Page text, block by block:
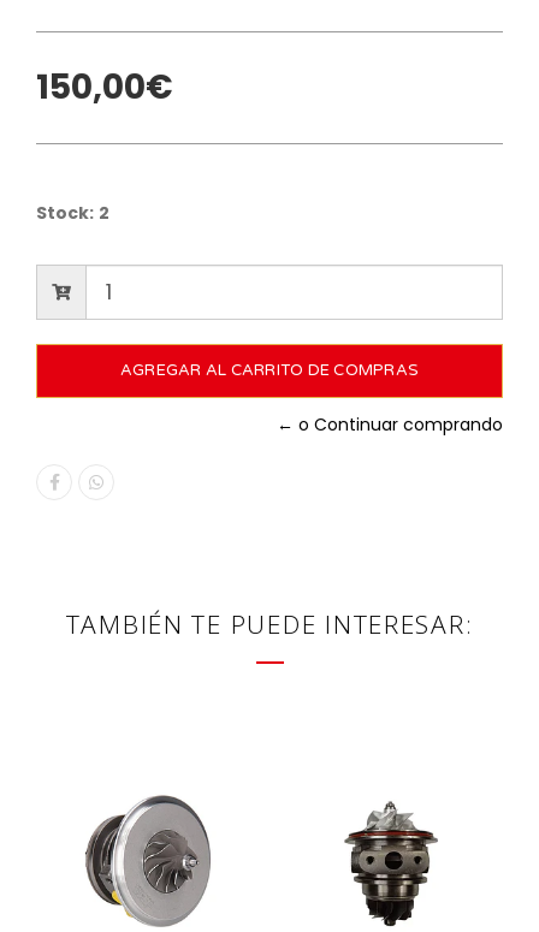
150,00€
Stock: 2
← o Continuar comprando
TAMBIÉN TE PUEDE INTERESAR: